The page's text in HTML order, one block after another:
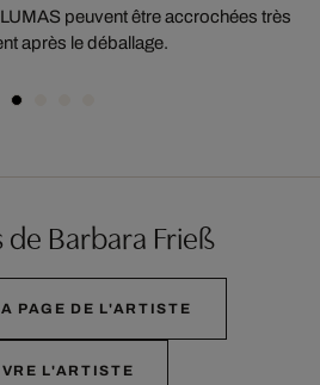
peuvent être accrochées très
après le déballage.
Barbara Frieß
PAGE DE L'ARTISTE
L'ARTISTE